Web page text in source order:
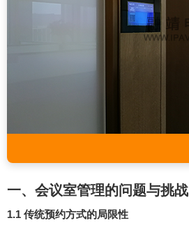
一、会议室管理的问题与挑战
1.1 传统预约方式的局限性